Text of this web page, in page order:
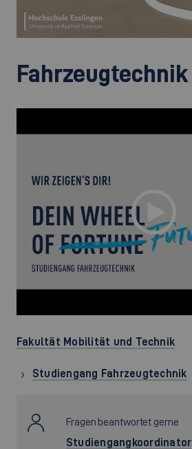
Fahrzeugtechnik
Fakultät Mobilität und Technik
Studiengang Fahrzeugtechnik
Fragen beantwortet gerne
Studiengangkoordinator